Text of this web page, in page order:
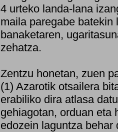
4 urteko landa-lana
maila paregabe
banaketaren,
zehatza.
Zentzu honetan, zuen
(1) Azarotik otsailera
erabiliko dira atlasa
gehiagotan, orduan eta
edozein laguntza behar